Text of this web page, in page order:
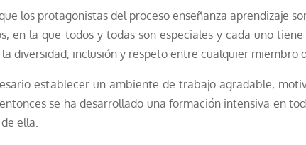
los protagonistas del proceso enseñanza aprendizaje
en la que todos y todas son especiales y cada uno
diversidad, inclusión y respeto entre cualquier miembro
establecer un ambiente de trabajo agradable,
se ha desarrollado una formación intensiva en
ella.